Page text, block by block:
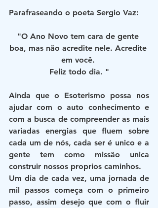
Parafraseando o poeta Sergio Vaz:
"O Ano Novo tem cara de gente
boa, mas não acredite nele. Acredite
em você.
Feliz todo dia. "
Ainda que o Esoterismo possa nos
ajudar com o auto conhecimento e
com a busca de compreender as mais
variadas energias que fluem sobre
cada um de nós, cada ser é unico e a
gente tem como missão unica
construir nossos proprios caminhos.
Um dia de cada vez, uma jornada de
mil passos começa com o primeiro
passo, assim desejo que com o fluir